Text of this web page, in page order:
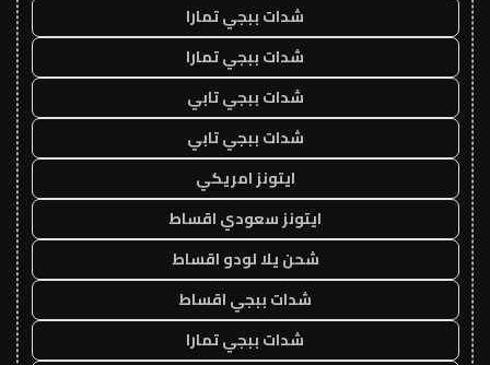
شدات ببجي تمارا
شدات ببجي تمارا
شدات ببجي تابي
شدات ببجي تابي
ايتونز امريكي
ايتونز سعودي اقساط
شحن يلا لودو اقساط
شدات ببجي اقساط
شدات ببجي تمارا